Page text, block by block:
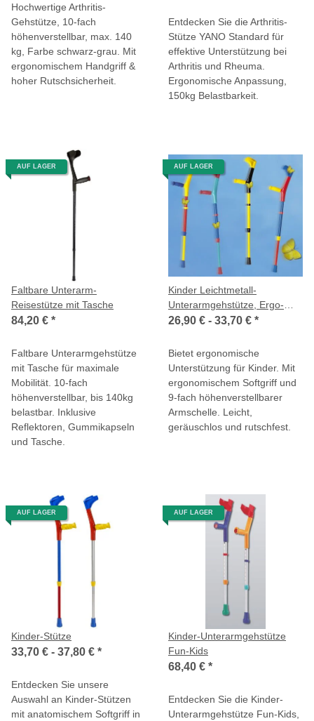
Hochwertige Arthritis-
Gehstütze, 10-fach
höhenverstellbar, max. 140
kg, Farbe schwarz-grau. Mit
ergonomischem Handgriff &
hoher Rutschsicherheit.
Entdecken Sie die Arthritis-
Stütze YANO Standard für
effektive Unterstützung bei
Arthritis und Rheuma.
Ergonomische Anpassung,
150kg Belastbarkeit.
AUF LAGER
Faltbare Unterarm-
Reisestütze mit Tasche
84,20 € *
Faltbare Unterarmgehstütze
mit Tasche für maximale
Mobilität. 10-fach
höhenverstellbar, bis 140kg
belastbar. Inklusive
Reflektoren, Gummikapseln
und Tasche.
AUF LAGER
Kinder Leichtmetall-
Unterarmgehstütze, Ergo-
Softgriff
26,90 € - 33,70 € *
Bietet ergonomische
Unterstützung für Kinder. Mit
ergonomischem Softgriff und
9-fach höhenverstellbarer
Armschelle. Leicht,
geräuschlos und rutschfest.
AUF LAGER
Kinder-Stütze
33,70 € - 37,80 € *
Entdecken Sie unsere
Auswahl an Kinder-Stützen
mit anatomischem Softgriff in
AUF LAGER
Kinder-Unterarmgehstütze
Fun-Kids
68,40 € *
Entdecken Sie die Kinder-
Unterarmgehstütze Fun-Kids,